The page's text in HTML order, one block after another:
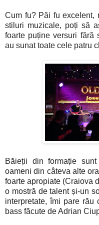
Cum fu? Păi fu excelent,
stiluri muzicale, poți să
foarte puține versuri fără
au sunat toate cele patru
Băieții din formație
oameni din câteva alte
foarte apropiate (Craiova
o mostră de talent și-un
interpretate, îmi pare rău
bass făcute de Adrian